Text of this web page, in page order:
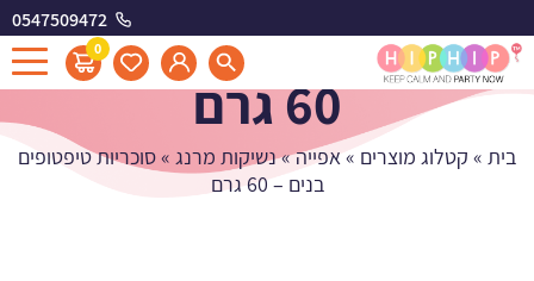
0547509472
0
סוכריות טיפטופים בנים -
60 גרם
בית » קטלוג מוצרים »אפייה»נשיקות מרנג »סוכריות טיפטופים
בנים – 60 גרם